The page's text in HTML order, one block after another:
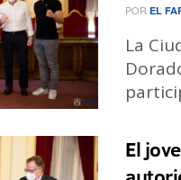
POR EL
La
El